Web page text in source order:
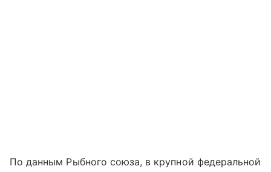
По данным Рыбного союза, в крупной федеральной